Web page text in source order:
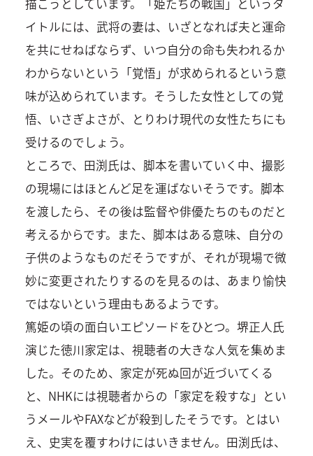
描こうとしています。「姫たちの戦国」というタ
イトルには、武将の妻は、いざとなれば夫と運命
を共にせねばならず、いつ自分の命も失われるか
わからないという「覚悟」が求められるという意
味が込められています。そうした女性としての覚
悟、いさぎよさが、とりわけ現代の女性たちにも
受けるのでしょう。
ところで、田渕氏は、脚本を書いていく中、撮影
の現場にはほとんど足を運ばないそうです。脚本
を渡したら、その後は監督や俳優たちのものだと
考えるからです。また、脚本はある意味、自分の
子供のようなものだそうですが、それが現場で微
妙に変更されたりするのを見るのは、あまり愉快
ではないという理由もあるようです。
篤姫の頃の面白いエピソードをひとつ。堺正人氏
演じた徳川家定は、視聴者の大きな人気を集めま
した。そのため、家定が死ぬ回が近づいてくる
と、NHKには視聴者からの「家定を殺すな」とい
うメールやFAXなどが殺到したそうです。とはい
え、史実を覆すわけにはいきません。田渕氏は、